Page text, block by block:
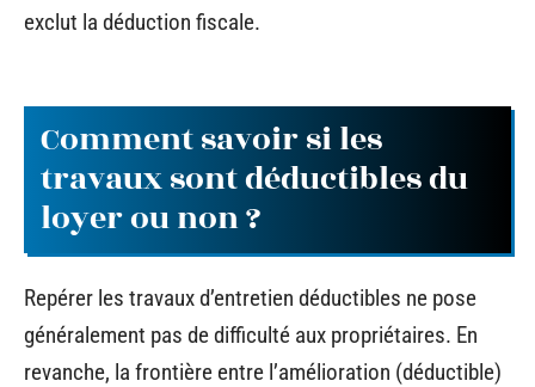
exclut la déduction fiscale.
Comment savoir si les
travaux sont déductibles du
loyer ou non ?
Repérer les travaux d’entretien déductibles ne pose
généralement pas de difficulté aux propriétaires. En
revanche, la frontière entre l’amélioration (déductible)